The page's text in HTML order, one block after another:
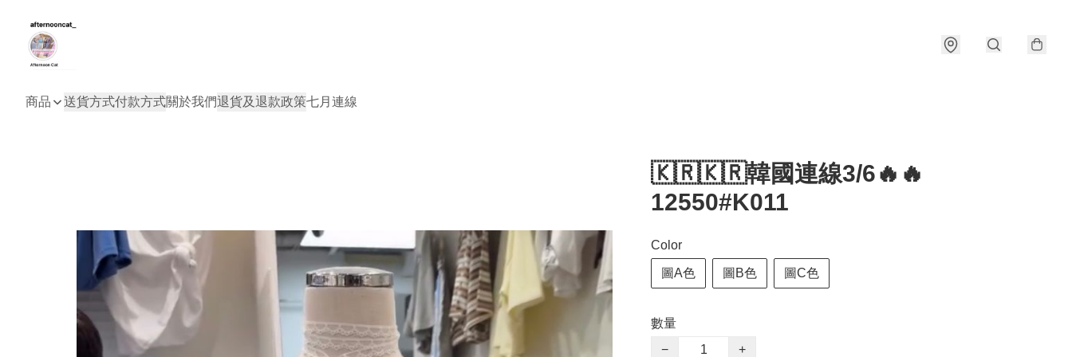
商品 送貨方式付款方式關於我們退貨及退款政策七月連線
🇰🇷🇰🇷韓國連線3/6🔥🔥
12550#K011
Color
圖A色 圖B色 圖C色
數量
−
+